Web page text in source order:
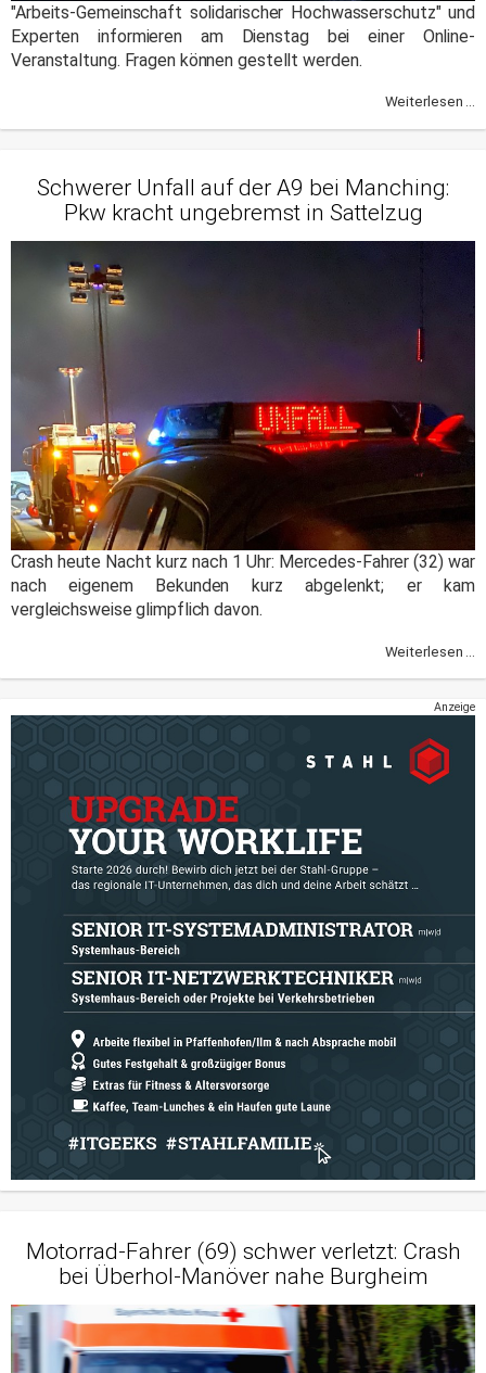
"Arbeits-Gemeinschaft solidarischer Hochwasserschutz" und
Experten informieren am Dienstag bei einer Online-
Veranstaltung. Fragen können gestellt werden.
Weiterlesen ...
Schwerer Unfall auf der A9 bei Manching:
Pkw kracht ungebremst in Sattelzug
Crash heute Nacht kurz nach 1 Uhr: Mercedes-Fahrer (32) war
nach eigenem Bekunden kurz abgelenkt; er kam
vergleichsweise glimpflich davon.
Weiterlesen ...
Anzeige
Motorrad-Fahrer (69) schwer verletzt: Crash
bei Überhol-Manöver nahe Burgheim